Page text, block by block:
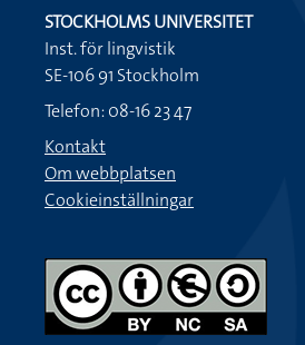
STOCKHOLMS UNIVERSITET
Inst. för lingvistik
SE-106 91 Stockholm
Telefon: 08-16 23 47
Kontakt
Om webbplatsen
Cookieinställningar